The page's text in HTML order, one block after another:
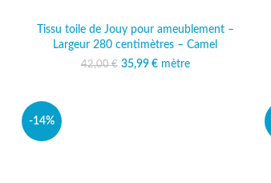
Tissu toile de Jouy pour ameublement –
Largeur 280 centimètres – Camel
42,00€
Le prix initial était :
35,99 € Le prix actuel est :
mètre
-14%